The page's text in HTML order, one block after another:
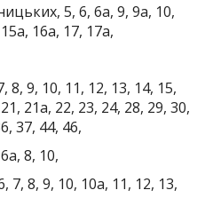
5, 6, 6а, 9, 9а, 10,
16а, 17, 17а,
8, 9, 10, 11, 12, 13, 14, 15,
21а, 22, 23, 24, 28, 29, 30,
37, 44, 46,
8, 10,
7, 8, 9, 10, 10а, 11, 12, 13,